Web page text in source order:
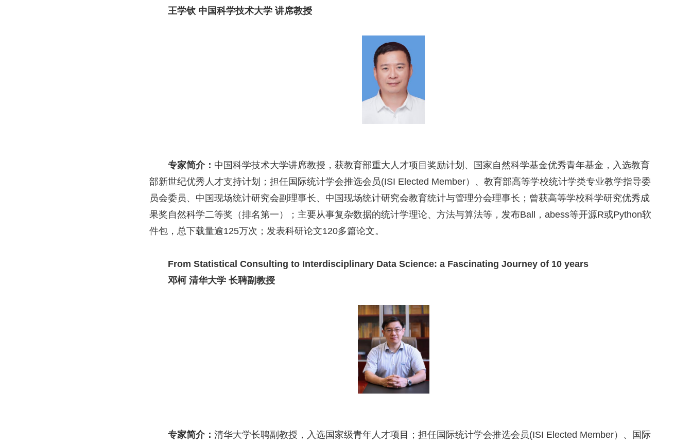
王学钦 中国科学技术大学 讲席教授
专家简介： 中国科学技术大学讲席教授，获教育部重大人才项目奖励计划、国家自然科学基金优秀青年基金，入选教育
部新世纪优秀人才支持计划；担任国际统计学会推选会员(ISI Elected Member）、教育部高等学校统计学类专业教学指导委
员会委员、中国现场统计研究会副理事长、中国现场统计研究会教育统计与管理分会理事长；曾获高等学校科学研究优秀成
果奖自然科学二等奖（排名第一）；主要从事复杂数据的统计学理论、方法与算法等，发布Ball ， abess等开源R或Python软
件包，总下载量逾125万次；发表科研论文120多篇论文。
From Statistical Consulting to Interdisciplinary Data Science: a Fascinating Journey of 10 years
邓柯 清华大学 长聘副教授
专家简介： 清华大学长聘副教授，入选国家级青年人才项目；担任国际统计学会推选会员(ISI Elected Member）、国际